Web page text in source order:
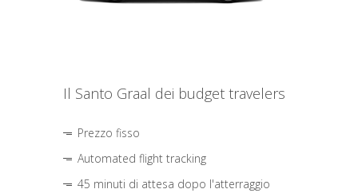
Il Santo Graal dei budget travelers
Prezzo fisso
Automated flight tracking
45 minuti di attesa dopo l'atterraggio